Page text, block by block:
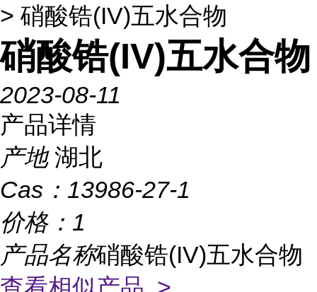
> 硝酸锆(IV)五水合物
硝酸锆(IV)五水合物
2023-08-11
产品详情
产地 湖北
Cas： 13986-27-1
价格： 1
产品名称硝酸锆(IV)五水合物